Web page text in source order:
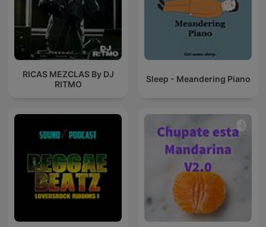
RICAS MEZCLAS By DJ
RITMO
Sleep - Meandering Piano